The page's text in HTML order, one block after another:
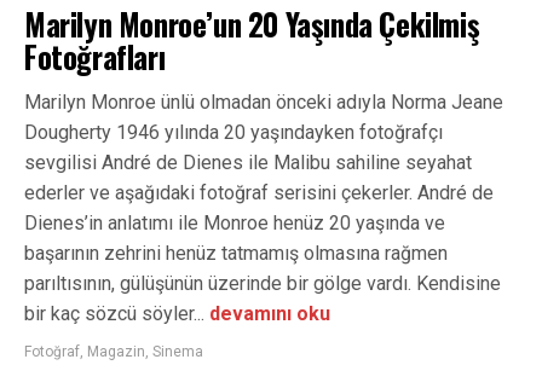
Marilyn Monroe’un 20 Yaşında Çekilmiş
Fotoğrafları
Marilyn Monroe ünlü olmadan önceki adıyla Norma Jeane
Dougherty 1946 yılında 20 yaşındayken fotoğrafçı
sevgilisi André de Dienes ile Malibu sahiline seyahat
ederler ve aşağıdaki fotoğraf serisini çekerler. André de
Dienes’in anlatımı ile Monroe henüz 20 yaşında ve
başarının zehrini henüz tatmamış olmasına rağmen
parıltısının, gülüşünün üzerinde bir gölge vardı. Kendisine
bir kaç sözcü söyler... devamını oku
Fotoğraf, Magazin, Sinema